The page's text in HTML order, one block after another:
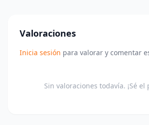
Valoraciones
Inicia sesión para valorar y comentar
Sin valoraciones todavía. ¡Sé el